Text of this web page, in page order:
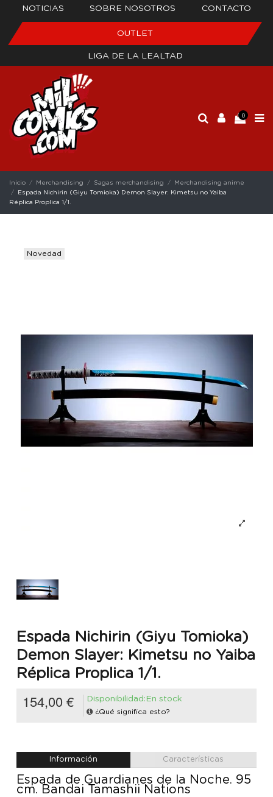
NOTICIAS SOBRE NOSOTROS CONTACTO
OUTLET
LIGA DE LA LEALTAD
0
Inicio Merchandising Sagas merchandising
Merchandising anime
Espada Nichirin (Giyu Tomioka) Demon Slayer: Kimetsu no Yaiba
Réplica Proplica 1/1.
Novedad
Espada Nichirin (Giyu Tomioka)
Demon Slayer: Kimetsu no Yaiba
Réplica Proplica 1/1.
154,00 € Disponibilidad:En stock
¿Qué significa esto?
Información Características
Espada de Guardianes de la Noche. 95
cm. Bandai Tamashii Nations